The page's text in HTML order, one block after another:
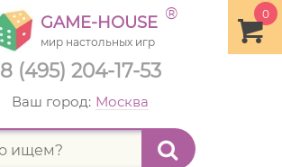
8 (495) 204-17-53
0
GAME-HOUSE ®
мир настольных игр
Ваш город: Москва